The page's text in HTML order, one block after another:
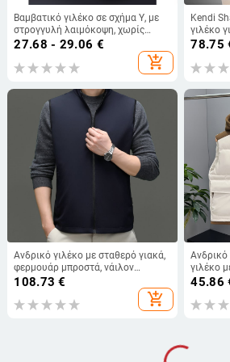
Βαμβατικό γιλέκο σε σχήμα Υ, με
στρογγυλή λαιμόκοψη, χωρίς
μανίκια, για τρέξιμο και
27.68 - 29.06 €
add_shopping_cart
Kendi
γιλέκο
με
78.75
Ανδρικό γιλέκο με σταθερό γιακά,
φερμουάρ μπροστά, νάιλον
ύφασμα, ευθεία κοπή
108.73 €
add_shopping_cart
Ανδρικό
γιλέκο
45.86